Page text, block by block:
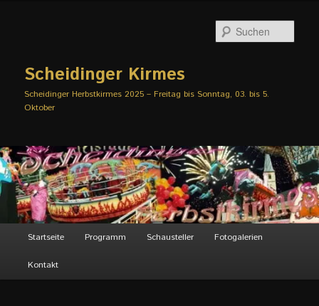
springen
springenScheidinger Kirmes
Scheidinger Herbstkirmes 2025 – Freitag bis Sonntag, 03. bis 5.
Oktober
Hauptmenü
Startseite Programm Schausteller Fotogalerien
Kontakt